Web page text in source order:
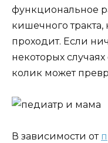
функциональное
кишечного
проходит. Если
некоторых
колик может
В зависимости от